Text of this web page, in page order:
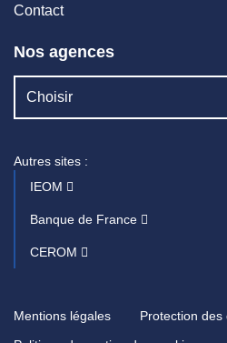
Contact
Nos agences
Choisir
Autres sites :
IEOM
Banque de France
CEROM
Mentions légales
Protection des